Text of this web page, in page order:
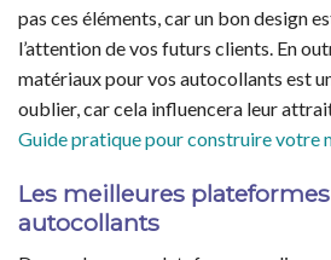
pas ces éléments, car un bon design
l’attention de vos futurs clients. En
matériaux pour vos autocollants est
oublier, car cela influencera leur
Guide pratique pour construire votre
Les meilleures
autocollants